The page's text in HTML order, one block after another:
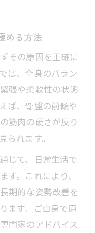
トレッチ選びの
トレッチの基本
るストレッチの
い反り腰ストレ
チの継続コツと
善術
める方法
その原因を正確に
は、全身のバラン
張や柔軟性の状態
ば、骨盤の前傾や
筋肉の硬さが反り
れます。
じて、日常生活で
す。これにより、
期的な姿勢改善を
ます。ご自身で原
門家のアドバイス